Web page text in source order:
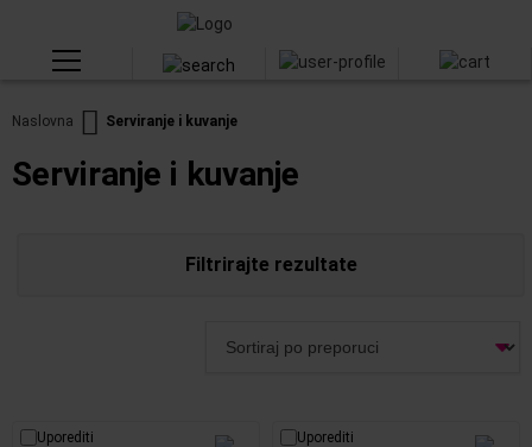
Naslovna Serviranje i kuvanje
Serviranje i kuvanje
Filtrirajte rezultate
Uporediti Uporediti